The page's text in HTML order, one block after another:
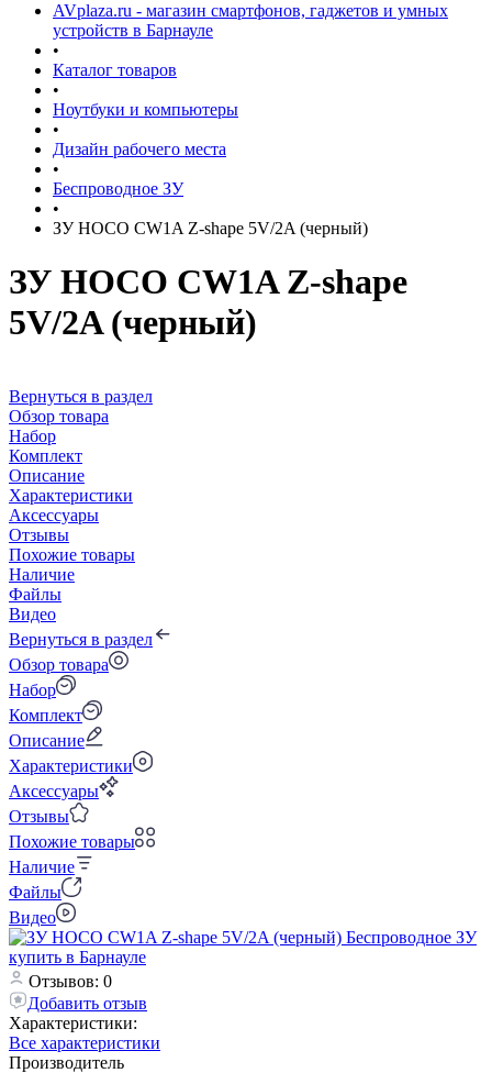
AVplaza.ru - магазин смартфонов, гаджетов и умных
устройств в Барнауле
•
Каталог товаров
•
Ноутбуки и компьютеры
•
Дизайн рабочего места
•
Беспроводное ЗУ
•
ЗУ HOCO CW1A Z-shape 5V/2A (черный)
ЗУ HOCO CW1A Z-shape
5V/2A (черный)
Вернуться в раздел
Обзор товара
Набор
Комплект
Описание
Характеристики
Аксессуары
Отзывы
Похожие товары
Наличие
Файлы
Видео
Вернуться в раздел
Обзор товара
Набор
Комплект
Описание
Характеристики
Аксессуары
Отзывы
Похожие товары
Наличие
Файлы
Видео
Отзывов: 0
Добавить отзыв
Характеристики:
Все характеристики
Производитель